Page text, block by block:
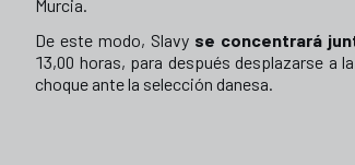
Murcia.
De este modo, Slavy se concentrará
13,00 horas, para después desplazarse a
choque ante la selección danesa.